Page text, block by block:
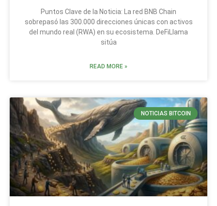
Puntos Clave de la Noticia: La red BNB Chain
sobrepasó las 300.000 direcciones únicas con activos
del mundo real (RWA) en su ecosistema. DeFiLlama
sitúa
READ MORE »
NOTICIAS BITCOIN